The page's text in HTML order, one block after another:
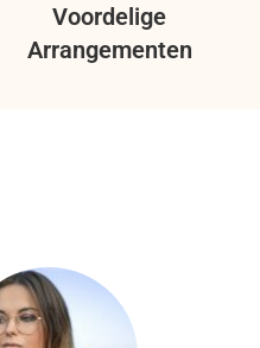
Voordelige
Arrangementen